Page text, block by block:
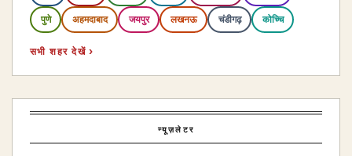
पुणे अहमदाबाद जयपुर लखनऊ चंडीगढ़ कोच्चि
सभी शहर देखें ›
न्यूज़लेटर